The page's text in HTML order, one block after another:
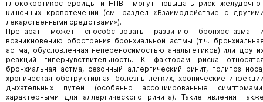
глюкокортикостероиды и НПВП могут повышать риск
кишечных кровотечений (см. раздел «Взаимодействие с
лекарственными средствами»).
Препарат может способствовать развитию бронхоспазма
возникновению обострения бронхиальной астмы (т.ч.
астма, обусловленная непереносимостью анальгетиков) или
реакций гиперчувствительность. К факторам риска
бронхиальная астма, сезонный аллергический ринит, полипоз
хроническая обструктивная болезнь легких, хронические
дыхательных путей (особенно ассоциированные
характерными для аллергического ринита). Такие явления